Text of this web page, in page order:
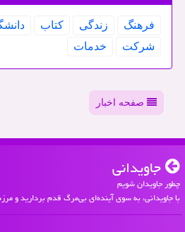
فرهنگ زندگی كتاب
شركت
خدمات
صفحه اخبار
جاویدانی
چطور جاویدان شویم
با جاویدانی، به سوی آینده‌ای بی‌مرگ قدم بردارید و